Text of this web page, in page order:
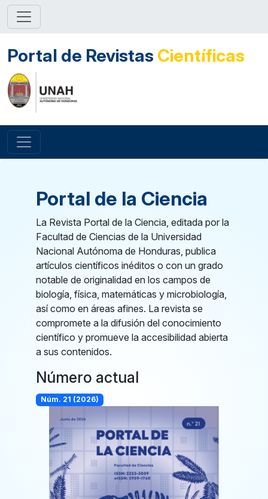
Portal de Revistas Científicas
Portal de la Ciencia
La Revista Portal de la Ciencia, editada por la
Facultad de Ciencias de la Universidad
Nacional Autónoma de Honduras, publica
artículos científicos inéditos o con un grado
notable de originalidad en los campos de
biología, física, matemáticas y microbiología,
así como en áreas afines. La revista se
compromete a la difusión del conocimiento
científico y promueve la accesibilidad abierta
a sus contenidos.
Número actual
Núm. 21 (2026)